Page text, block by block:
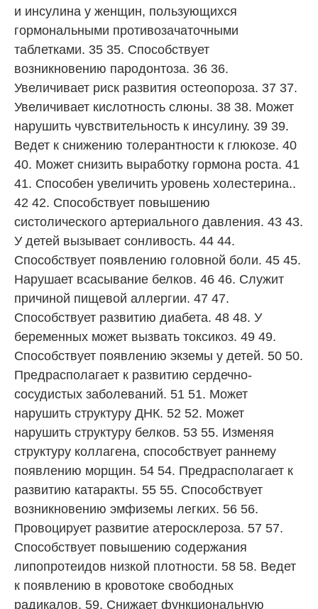
и инсулина у женщин, пользующихся
гормональными противозачаточными
таблетками. 35 35. Способствует
возникновению пародонтоза. 36 36.
Увеличивает риск развития остеопороза. 37 37.
Увеличивает кислотность слюны. 38 38. Может
нарушить чувствительность к инсулину. 39 39.
Ведет к снижению толерантности к глюкозе. 40
40. Может снизить выработку гормона роста. 41
41. Способен увеличить уровень холестерина..
42 42. Способствует повышению
систолического артериального давления. 43 43.
У детей вызывает сонливость. 44 44.
Способствует появлению головной боли. 45 45.
Нарушает всасывание белков. 46 46. Служит
причиной пищевой аллергии. 47 47.
Способствует развитию диабета. 48 48. У
беременных может вызвать токсикоз. 49 49.
Способствует появлению экземы у детей. 50 50.
Предрасполагает к развитию сердечно-
сосудистых заболеваний. 51 51. Может
нарушить структуру ДНК. 52 52. Может
нарушить структуру белков. 53 55. Изменяя
структуру коллагена, способствует раннему
появлению морщин. 54 54. Предрасполагает к
развитию катаракты. 55 55. Способствует
возникновению эмфиземы легких. 56 56.
Провоцирует развитие атеросклероза. 57 57.
Способствует повышению содержания
липопротеидов низкой плотности. 58 58. Ведет
к появлению в кровотоке свободных
радикалов. 59. Снижает функциональную